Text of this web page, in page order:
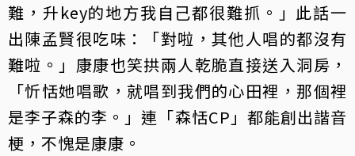
難，升key的地方我自己都很難抓。」此話一
出陳孟賢很吃味：「對啦，其他人唱的都沒有
難啦。」康康也笑拱兩人乾脆直接送入洞房，
「忻恬她唱歌，就唱到我們的心田裡，那個裡
是李子森的李。」連「森恬CP」都能創出諧音
梗，不愧是康康。